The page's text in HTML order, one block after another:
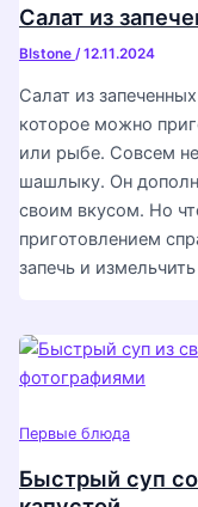
Салат из
Blstone /12.11.2024
Салат из
которое можно
или рыбе. Совсем
шашлыку. Он
своим вкусом. Но
приготовлением
запечь и
Первые блюда
Быстрый суп